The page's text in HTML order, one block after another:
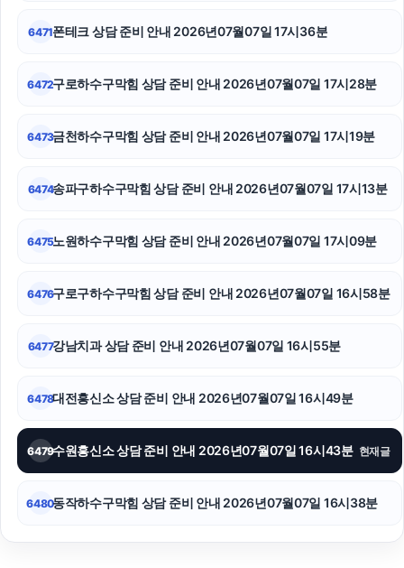
대구이혼전문변호사
서울음주운전변호사
대전흥신소
6471폰테크 상담 준비 안내 2026년07월07일 17시36분
6472구로하수구막힘 상담 준비 안내 2026년07월07일 17시28분
6473금천하수구막힘 상담 준비 안내 2026년07월07일 17시19분
6474송파구하수구막힘 상담 준비 안내 2026년07월07일 17시13분
6475노원하수구막힘 상담 준비 안내 2026년07월07일 17시09분
6476구로구하수구막힘 상담 준비 안내 2026년07월07일 16시58분
6477강남치과 상담 준비 안내 2026년07월07일 16시55분
6478대전흥신소 상담 준비 안내 2026년07월07일 16시49분
6479수원흥신소 상담 준비 안내 2026년07월07일 16시43분 현재글
6480동작하수구막힘 상담 준비 안내 2026년07월07일 16시38분